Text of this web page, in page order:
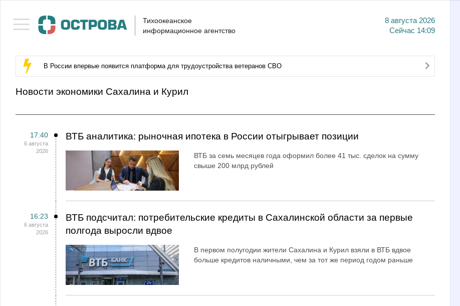
Тихоокеанское
информационное агентство
8 августа 2026
Сейчас 14:09
В России впервые появится платформа для трудоустройства ветеранов СВО
Новости экономики Сахалина и Курил
17:40
6 августа
2026
ВТБ аналитика: рыночная ипотека в России отыгрывает позиции
ВТБ за семь месяцев года оформил более 41 тыс. сделок на сумму
свыше 200 млрд рублей
16:23
6 августа
2026
ВТБ подсчитал: потребительские кредиты в Сахалинской области за первые
полгода выросли вдвое
В первом полугодии жители Сахалина и Курил взяли в ВТБ вдвое
больше кредитов наличными, чем за тот же период годом раньше